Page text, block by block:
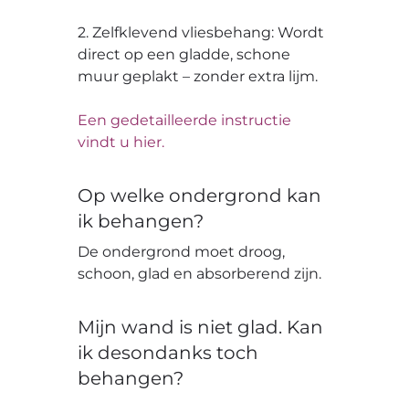
2. Zelfklevend vliesbehang: Wordt
direct op een gladde, schone
muur geplakt – zonder extra lijm.
Een gedetailleerde instructie
vindt u hier.
Op welke ondergrond kan
ik behangen?
De ondergrond moet droog,
schoon, glad en absorberend zijn.
Mijn wand is niet glad. Kan
ik desondanks toch
behangen?